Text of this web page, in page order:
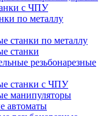
с ЧПУ
по металлу
станки по металлу
станки
резьбонарезные
станки с ЧПУ
манипуляторы
автоматы